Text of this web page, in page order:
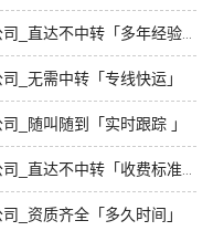
_无需中转「专线快运」
_随叫随到「实时跟踪 」
_资质齐全「多久时间」